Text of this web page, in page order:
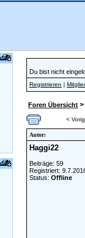
Du bist nicht
Registrieren |
Foren Übersicht >
<
Autor:
Haggi22
Beiträge: 59
Registriert:
Status: Offline